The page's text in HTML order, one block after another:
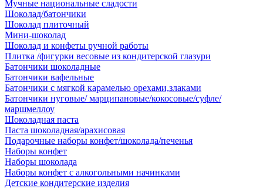
Мучные национальные сладости
Шоколад/батончики
Шоколад плиточный
Мини-шоколад
Шоколад и конфеты ручной работы
Плитка /фигурки весовые из кондитерской глазури
Батончики шоколадные
Батончики вафельные
Батончики с мягкой карамелью орехами,злаками
Батончики нуговые/ марципановые/кокосовые/суфле/
маршмеллоу
Шоколадная паста
Паста шоколадная/арахисовая
Подарочные наборы конфет/шоколада/печенья
Наборы конфет
Наборы шоколада
Наборы конфет с алкогольными начинками
Детские кондитерские изделия